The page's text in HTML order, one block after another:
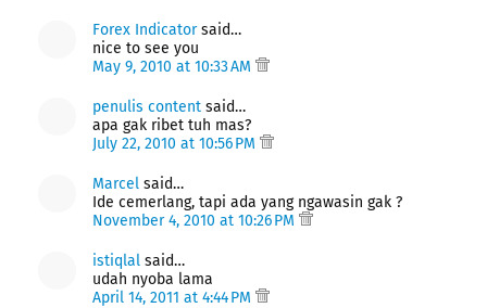
Forex Indicatorsaid…
nice to see you
May 9, 2010 at 10:33 AM
penulis content said…
apa gak ribet tuh mas?
July 22, 2010 at 10:56 PM
Marcel said…
Ide cemerlang, tapi ada yang ngawasin gak ?
November 4, 2010 at 10:26 PM
istiqlal said…
udah nyoba lama
April 14, 2011 at 4:44 PM